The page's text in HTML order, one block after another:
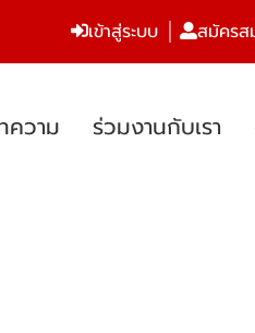
เข้าสู่ระบบ สมัครส
ความ ร่วมงานกับเรา